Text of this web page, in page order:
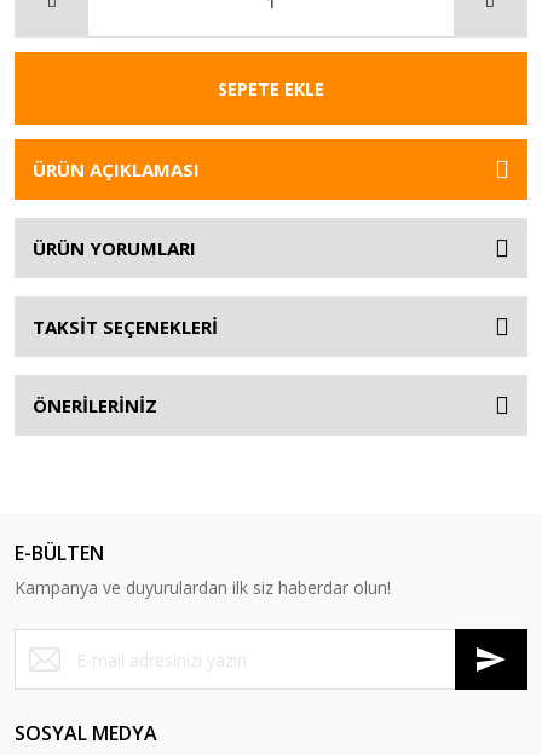
SEPETE EKLE
ÜRÜN AÇIKLAMASI
ÜRÜN YORUMLARI
TAKSİT SEÇENEKLERİ
ÖNERİLERİNİZ
E-BÜLTEN
Kampanya ve duyurulardan ilk siz haberdar olun!
SOSYAL MEDYA